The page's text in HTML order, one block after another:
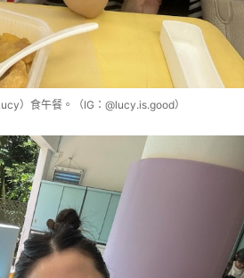
）食午餐。（IG：@lucy.is.good）